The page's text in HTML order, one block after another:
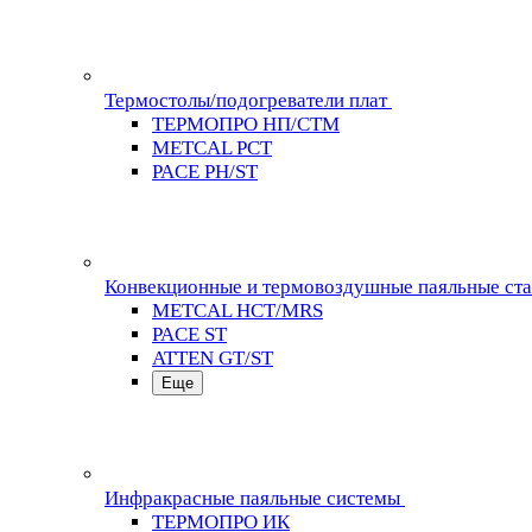
Термостолы/подогреватели плат
ТЕРМОПРО НП/СТМ
METCAL PCT
PACE PH/ST
Конвекционные и термовоздушные паяльные
METCAL HCT/MRS
PACE ST
ATTEN GT/ST
Еще
Инфракрасные паяльные системы
ТЕРМОПРО ИК